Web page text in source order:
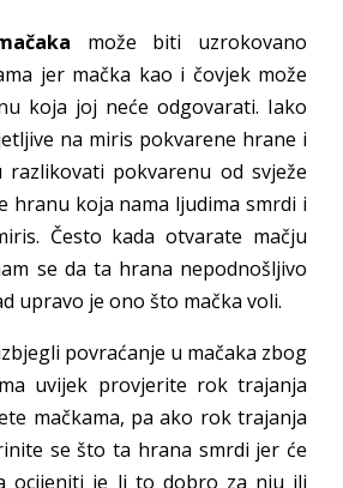
može biti uzrokovano
jer mačka kao i čovjek može
koja joj neće odgovarati. Iako
na miris pokvarene hrane i
pokvarenu od svježe
hranu koja nama ljudima smrdi i
Često kada otvarate mačju
se da ta hrana nepodnošljivo
upravo je ono što mačka voli.
povraćanje u mačaka zbog
uvijek provjerite rok trajanja
mačkama, pa ako rok trajanja
se što ta hrana smrdi jer će
ocijeniti je li to dobro za nju ili